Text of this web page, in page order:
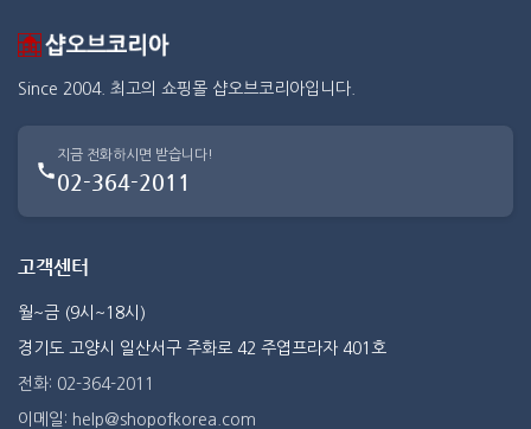
Since 2004. 최고의 쇼핑몰 샵오브코리아입니다.
지금 전화하시면 받습니다!
02-364-2011
고객센터
월~금 (9시~18시)
경기도 고양시 일산서구 주화로 42 주엽프라자 401호
전화: 02-364-2011
이메일: help@shopofkorea.com